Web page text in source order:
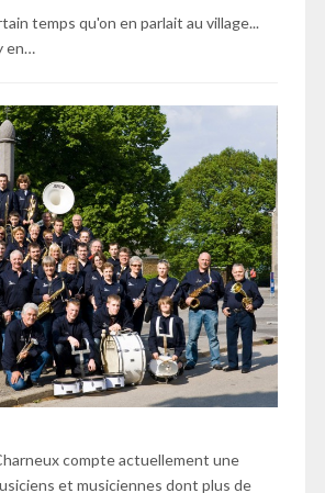
temps qu'on en parlait au village...
en…
compte actuellement une
et musiciennes dont plus de